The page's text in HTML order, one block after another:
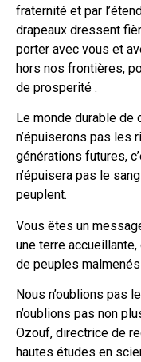
fraternité et par
drapeaux dressent
porter avec vous et
hors nos frontières,
de prosperité .
Le monde durable de
n’épuiserons pas les
générations futures,
n’épuisera pas le
peuplent.
Vous êtes un
une terre
de peuples malmenés
Nous n’oublions pas
n’oublions pas non
Ozouf, directrice de
hautes études en